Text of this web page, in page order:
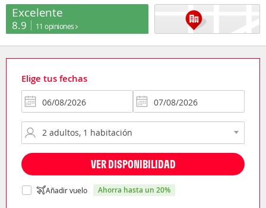
Excelente
8.9 11 opiniones
Elige tus fechas
VER DISPONIBILIDAD
Añadir vuelo ahorra hasta un 20%